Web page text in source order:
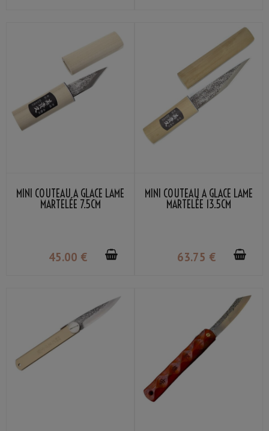
MINI COUTEAU À GLACE LAME
MARTELÉE 7.5CM
45.00 €
MINI COUTEAU À GLACE LAME
MARTELÉE 13.5CM
63.75 €